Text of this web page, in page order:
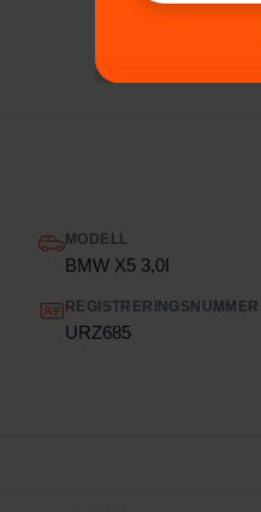
MODELL
BMW X5 3,0I
REGISTRERINGSNUMMER
URZ685